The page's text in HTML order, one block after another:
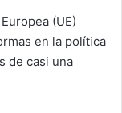
(UE)
en la política
de casi una